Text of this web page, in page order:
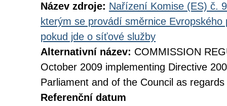
Název zdroje: Nařízení Komise (ES) č.
kterým se provádí směrnice
pokud jde o síťové služby
Alternativní název: COMMISSION
October 2009 implementing Directive
Parliament and of the Council as
Referenční datum